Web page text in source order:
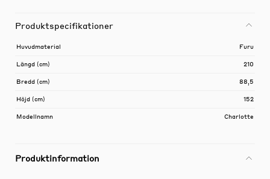
Produktspecifikationer
Huvudmaterial Furu
Längd (cm) 210
Bredd (cm) 88,5
Höjd (cm) 152
Modellnamn Charlotte
Produktinformation